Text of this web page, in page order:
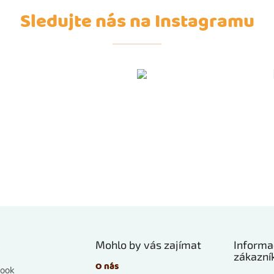
Sledujte nás na Instagramu
Mohlo by vás zajímat
O nás